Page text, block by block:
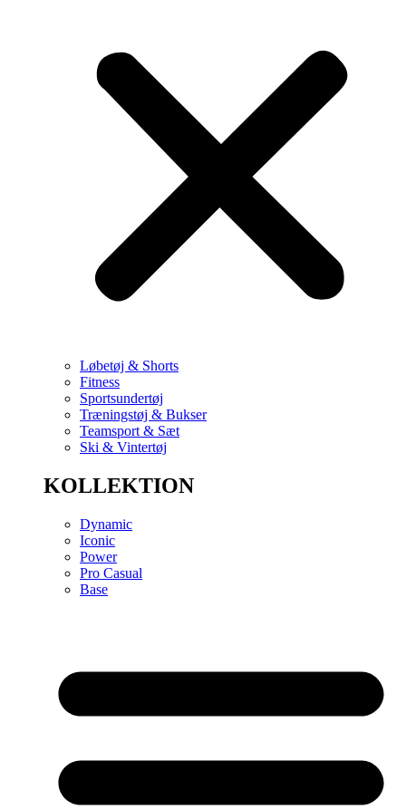
Løbetøj & Shorts
Fitness
Sportsundertøj
Træningstøj & Bukser
Teamsport & Sæt
Ski & Vintertøj
KOLLEKTION
Dynamic
Iconic
Power
Pro Casual
Base